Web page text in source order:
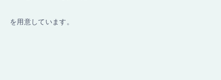
を用意しています。